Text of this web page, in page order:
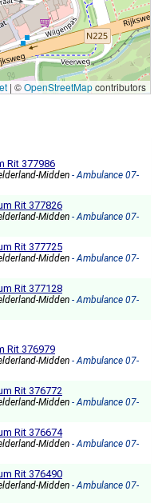
| ©OpenStreetMapcontributors
Rit 377986
Midden - Ambulance 07-
Rit 377826
Midden - Ambulance 07-
Rit 377725
Midden - Ambulance 07-
Rit 377128
Midden - Ambulance 07-
Rit 376979
Midden - Ambulance 07-
Rit 376772
Midden - Ambulance 07-
Rit 376674
Midden - Ambulance 07-
Rit 376490
Midden - Ambulance 07-